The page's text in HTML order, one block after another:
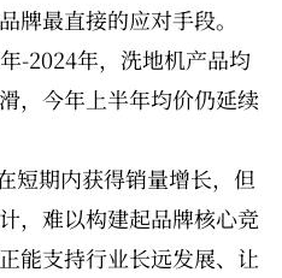
最直接的应对手段。
-2024年，洗地机产品均
，今年上半年均价仍延续
短期内获得销量增长，但
，难以构建起品牌核心竞
能支持行业长远发展、让